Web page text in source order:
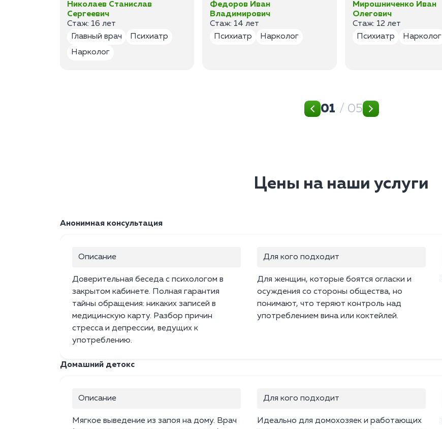
Николаев Станислав
Сергеевич
Стаж: 16 лет
Главный врач
Психиатр
Нарколог
Федоров Иван
Владимирович
Стаж: 14 лет
Психиатр
Нарколог
Мирошниченко Иван
Олегович
Стаж: 12 лет
Психиатр
Нарколог
01 / 05
Цены на наши услуги
Анонимная консультация
Описание
Доверительная беседа с психологом в
закрытом кабинете. Полная гарантия
тайны обращения: никаких записей в
медицинскую карту. Разбор причин
стресса и депрессии, ведущих к
употреблению.
Для кого подходит
Для женщин, которые боятся огласки и
осуждения со стороны общества, но
понимают, что теряют контроль над
употреблением вина или коктейлей.
Домашний детокс
Описание
Мягкое выведение из запоя на дому. Врач
Для кого подходит
Идеально для домохозяек и работающих